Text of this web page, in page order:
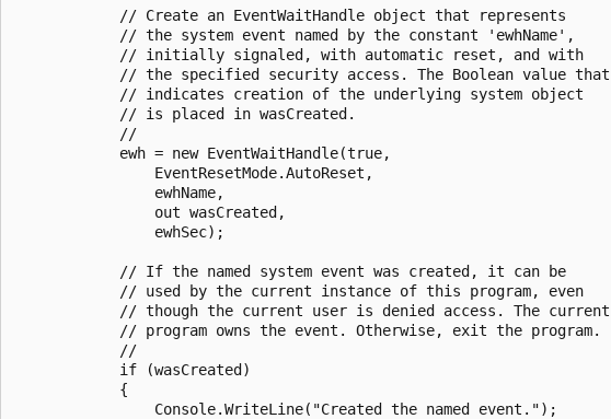
            // Create an EventWaitHandle object that represents
            // the system event named by the constant 'ewhName',
            // initially signaled, with automatic reset, and with
            // the specified security access. The Boolean value that
            // indicates creation of the underlying system object
            // is placed in wasCreated.
            //
            ewh = new EventWaitHandle(true,
                EventResetMode.AutoReset,
                ewhName,
                out wasCreated,
                ewhSec);
            // If the named system event was created, it can be
            // used by the current instance of this program, even
            // though the current user is denied access. The current
            // program owns the event. Otherwise, exit the program.
            //
            if (wasCreated)
            {
                Console.WriteLine("Created the named event.");